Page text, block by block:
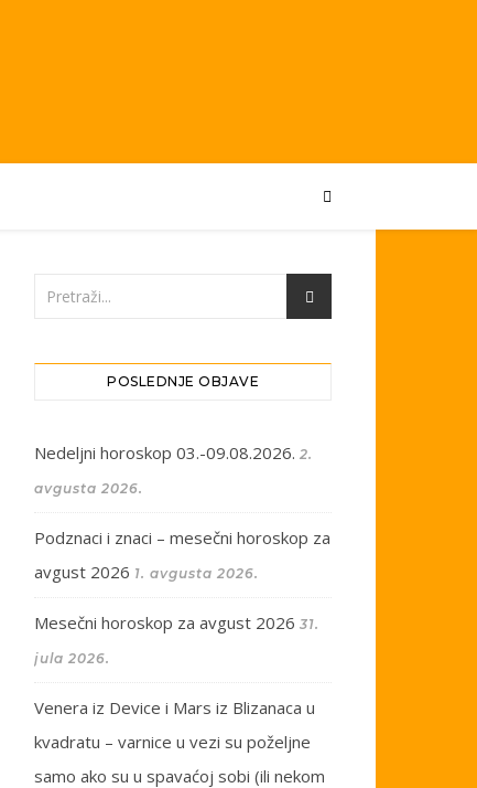
POSLEDNJE OBJAVE
Nedeljni horoskop 03.-09.08.2026. 2.
avgusta 2026.
Podznaci i znaci – mesečni horoskop za
avgust 2026 1. avgusta 2026.
Mesečni horoskop za avgust 2026 31.
jula 2026.
Venera iz Device i Mars iz Blizanaca u
kvadratu – varnice u vezi su poželjne
samo ako su u spavaćoj sobi (ili nekom